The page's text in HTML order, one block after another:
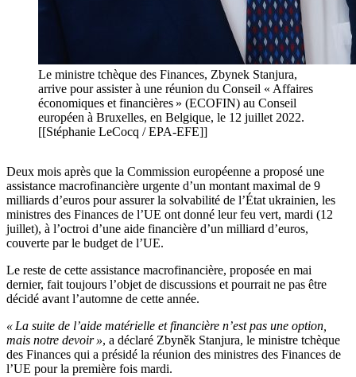
Le ministre tchèque des Finances, Zbynek Stanjura,
arrive pour assister à une réunion du Conseil « Affaires
économiques et financières » (ECOFIN) au Conseil
européen à Bruxelles, en Belgique, le 12 juillet 2022.
[[Stéphanie LeCocq / EPA-EFE]]
Deux mois après que la Commission européenne a proposé une
assistance macrofinancière urgente d’un montant maximal de 9
milliards d’euros pour assurer la solvabilité de l’État ukrainien, les
ministres des Finances de l’UE ont donné leur feu vert, mardi (12
juillet), à l’octroi d’une aide financière d’un milliard d’euros,
couverte par le budget de l’UE.
Le reste de cette assistance macrofinancière, proposée en mai
dernier, fait toujours l’objet de discussions et pourrait ne pas être
décidé avant l’automne de cette année.
« La suite de l’aide matérielle et financière n’est pas une option,
mais notre devoir », a déclaré Zbyněk Stanjura, le ministre tchèque
des Finances qui a présidé la réunion des ministres des Finances de
l’UE pour la première fois mardi.